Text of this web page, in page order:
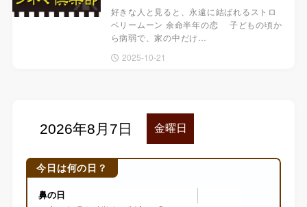
好きな人と見ると、永遠に結ばれるストロ
ベリームーン 余命半年の恋 子どもの頃か
ら病弱で、家の中だけ…
2025-10-21
今日は何の日？